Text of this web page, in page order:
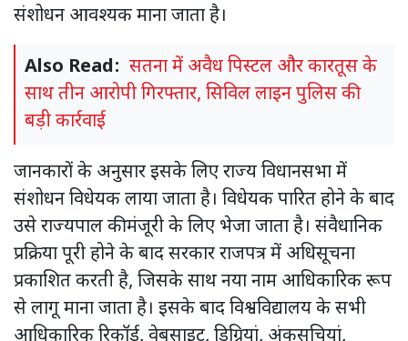
संशोधन आवश्यक माना जाता है।
Also Read: सतना में अवैध पिस्टल और कारतूस के
साथ तीन आरोपी गिरफ्तार, सिविल लाइन पुलिस की
बड़ी कार्रवाई
जानकारों के अनुसार इसके लिए राज्य विधानसभा में
संशोधन विधेयक लाया जाता है। विधेयक पारित होने के बाद
उसे राज्यपाल की मंजूरी के लिए भेजा जाता है। संवैधानिक
प्रक्रिया पूरी होने के बाद सरकार राजपत्र में अधिसूचना
प्रकाशित करती है, जिसके साथ नया नाम आधिकारिक रूप
से लागू माना जाता है। इसके बाद विश्वविद्यालय के सभी